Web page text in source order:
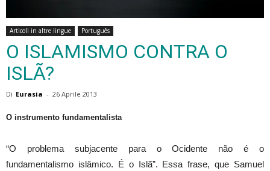
Articoli in altre lingue Português
O ISLAMISMO CONTRA O
ISLÃ?
Di Eurasia - 26 Aprile 2013
O instrumento fundamentalista
“O problema subjacente para o Ocidente não é o
fundamentalismo islâmico. É o Islã”. Essa frase, que Samuel